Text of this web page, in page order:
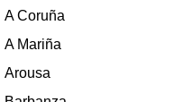
A Coruña
A Mariña
Arousa